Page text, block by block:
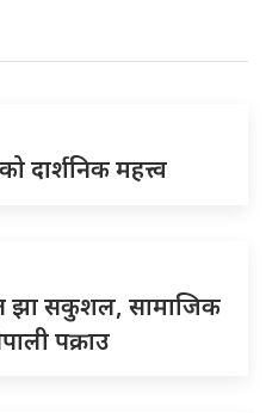
दार्शनिक महत्त्व
झा सकुशल, सामाजिक
पक्राउ